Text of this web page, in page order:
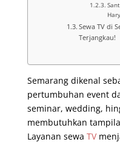
Sewa TV di
Terjangkau!
Semarang dikenal
pertumbuhan event
seminar, wedding,
membutuhkan
Layanan sewa TV